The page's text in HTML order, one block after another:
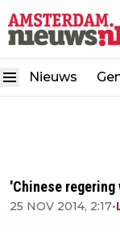
Nieuws
'Chinese regering
25 NOV 2014, 2:17•